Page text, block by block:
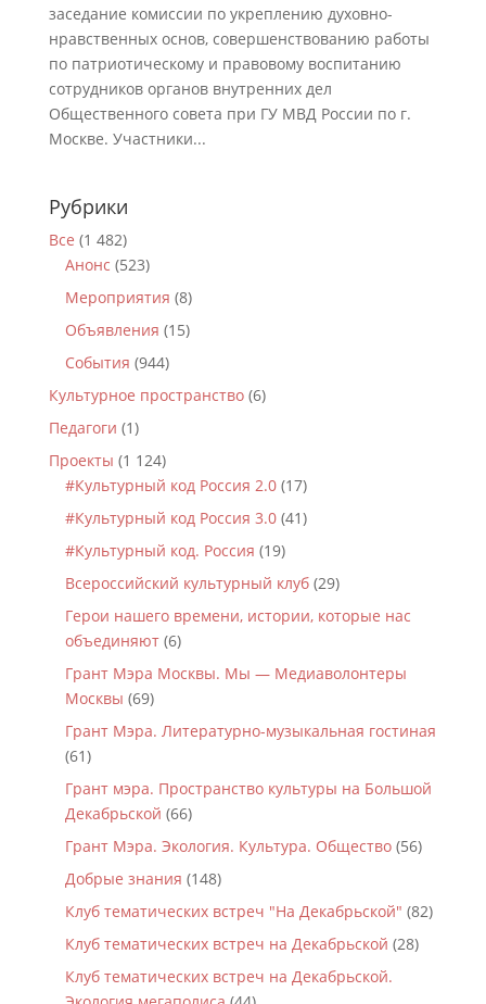
заседание комиссии по укреплению духовно-
нравственных основ, совершенствованию работы
по патриотическому и правовому воспитанию
сотрудников органов внутренних дел
Общественного совета при ГУ МВД России по г.
Москве. Участники...
Рубрики
Все (1 482)
Анонс (523)
Мероприятия (8)
Объявления (15)
События (944)
Культурное пространство(6)
Педагоги (1)
Проекты (1 124)
#Культурный код Россия 2.0(17)
#Культурный код Россия 3.0(41)
#Культурный код. Россия (19)
Всероссийский культурный клуб(29)
Герои нашего времени, истории, которые нас
объединяют(6)
Грант Мэра Москвы. Мы — Медиаволонтеры
Москвы (69)
Грант Мэра. Литературно-музыкальная гостиная
(61)
Грант мэра. Пространство культуры на Большой
Декабрьской (66)
Грант Мэра. Экология. Культура. Общество(56)
Добрые знания (148)
Клуб тематических встреч "На Декабрьской" (82)
Клуб тематических встреч на Декабрьской (28)
Клуб тематических встреч на Декабрьской.